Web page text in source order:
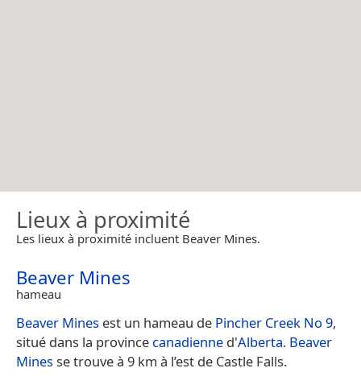
Lieux à proximité
Les lieux à proximité incluent Beaver Mines.
Beaver Mines
hameau
Beaver Mines est un hameau de Pincher Creek No 9,
situé dans la province canadienne d'Alberta. Beaver
Minesse trouve à 9 km à l’est de Castle Falls.